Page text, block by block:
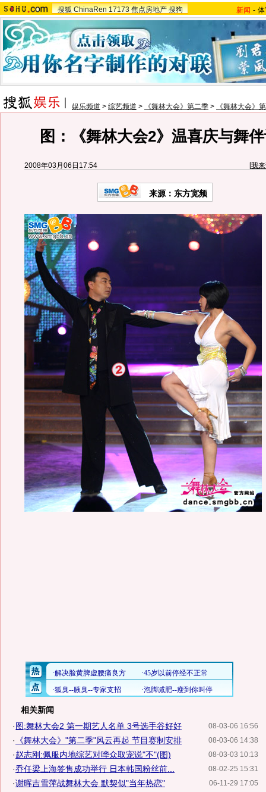
搜狐 ChinaRen 17173 焦点房地产 搜狗 新闻 -
娱乐频道 > 综艺频道 > 《舞林大会》第二季 > 《舞林大会》
图：《舞林大会2》温喜庆与舞
2008年03月06日17:54 [我
来源：东方宽频
相关新闻
08-03-06 16:56
·图:舞林大会2 第一期艺人名单 3号选手谷好好
08-03-06 14:38
· 《舞林大会》"第二季"风云再起 节目赛制安排
08-03-03 10:13
·赵志刚:佩服内地综艺对哗众取宠说"不"(图)
08-02-25 15:31
·乔任梁上海签售成功举行 日本韩国粉丝前...
06-11-29 17:05
·谢晖吉雪萍战舞林大会 默契似"当年热恋"